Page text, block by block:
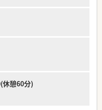
ております。
取得実績もあり、長く安定して
でいます。
です。
休憩60分)